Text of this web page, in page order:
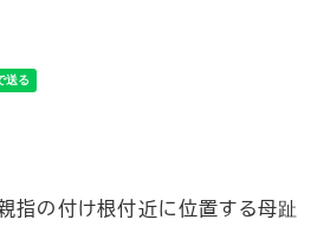
指の付け根付近に位置する母趾